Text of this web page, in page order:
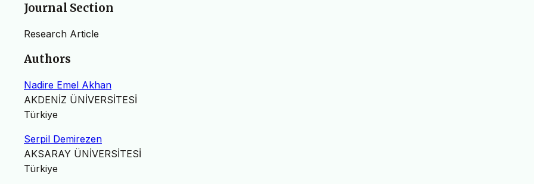
Journal Section
Research Article
Authors
Nadire Emel Akhan
AKDENİZ ÜNİVERSİTESİ
Türkiye
Serpil Demirezen
AKSARAY ÜNİVERSİTESİ
Türkiye